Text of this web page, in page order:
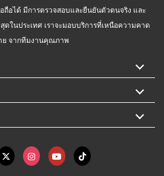
ถือได้ มีการตรวจสอบและยืนยันตัวตนจริง และ
ในประเทศ เราจะมอบบริการที่เหนือความคาด
ย จากทีมงานคุณภาพ